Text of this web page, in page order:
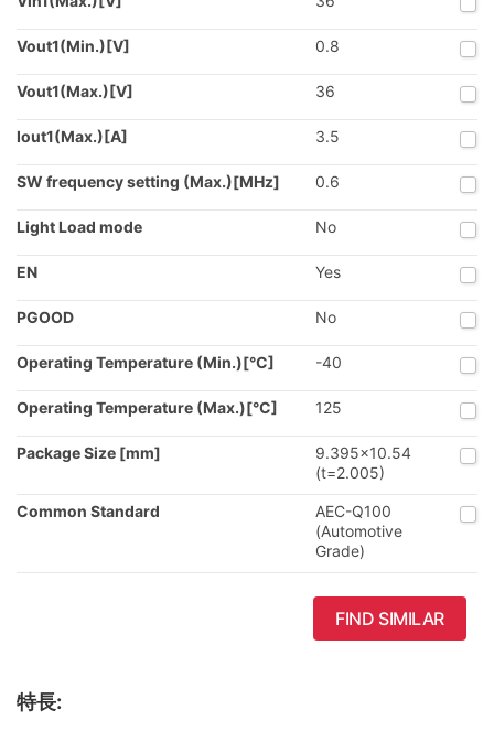
Vout1(Min.)[V] 0.8
Vout1(Max.)[V] 36
Iout1(Max.)[A] 3.5
SW frequency setting (Max.)[MHz] 0.6
Light Load mode No
EN Yes
PGOOD No
Operating Temperature (Min.)[°C] -40
Operating Temperature (Max.)[°C] 125
Package Size [mm]
9.395x10.54
(t=2.005)
Common Standard
AEC-Q100
(Automotive
Grade)
FIND SIMILAR
特長: